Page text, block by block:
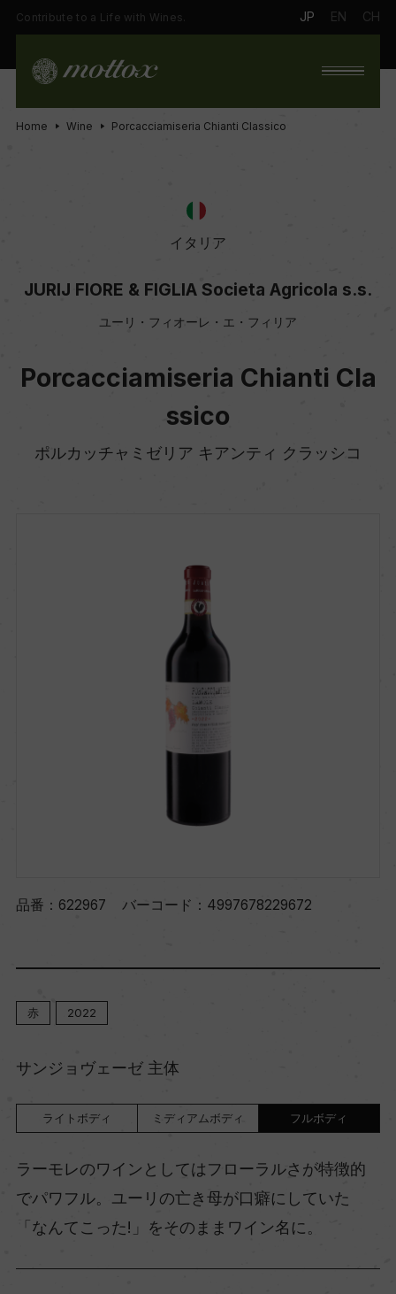
Contribute to a Life with Wines. JP EN CH
Home Wine Porcacciamiseria Chianti Classico
イタリア
JURIJ FIORE & FIGLIA Societa Agricola s.s.
ユーリ・フィオーレ・エ・フィリア
Porcacciamiseria Chianti Cla
ssico
ポルカッチャミゼリア キアンティ クラッシコ
品番： 622967 バーコード： 4997678229672
赤 2022
サンジョヴェーゼ 主体
ライトボディ ミディアムボディ フルボディ
ラーモレのワインとしてはフローラルさが特徴的
でパワフル。ユーリの亡き母が口癖にしていた
「なんてこった!」をそのままワイン名に。